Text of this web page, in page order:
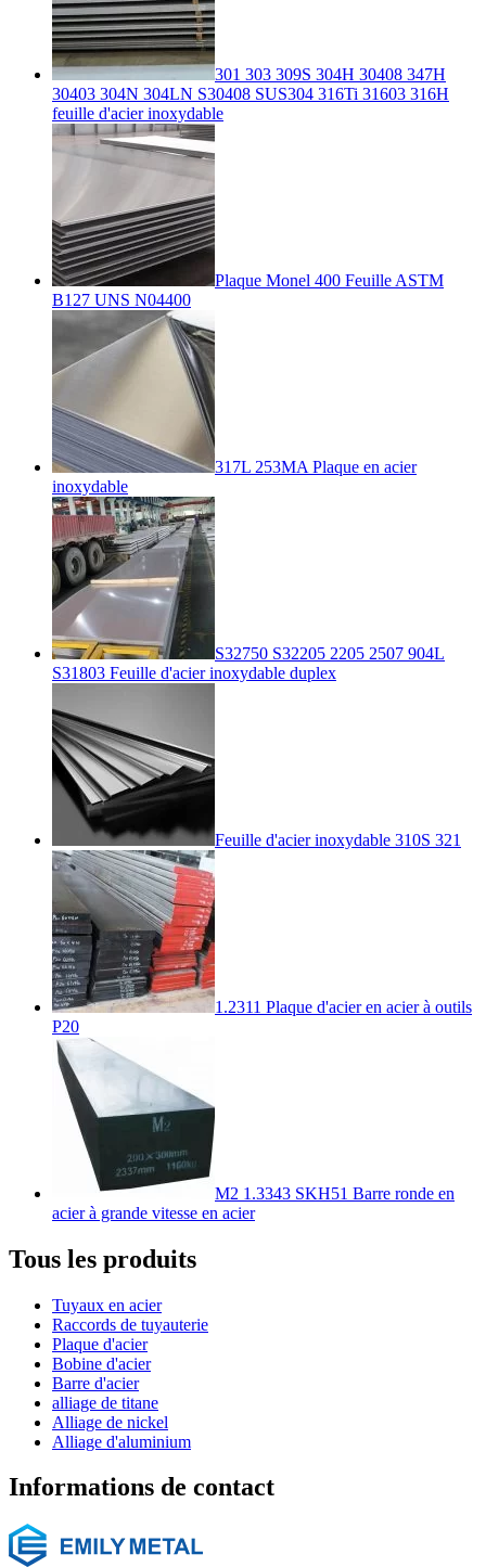
301 303 309S 304H 30408 347H
30403 304N 304LN S30408 SUS304 316Ti 31603 316H
feuille d'acier inoxydable
Plaque Monel 400 Feuille ASTM
B127 UNS N04400
317L 253MA Plaque en acier
inoxydable
S32750 S32205 2205 2507 904L
S31803 Feuille d'acier inoxydable duplex
Feuille d'acier inoxydable 310S 321
1.2311 Plaque d'acier en acier à outils
P20
M2 1.3343 SKH51 Barre ronde en
acier à grande vitesse en acier
Tous les produits
Tuyaux en acier
Raccords de tuyauterie
Plaque d'acier
Bobine d'acier
Barre d'acier
alliage de titane
Alliage de nickel
Alliage d'aluminium
Informations de contact